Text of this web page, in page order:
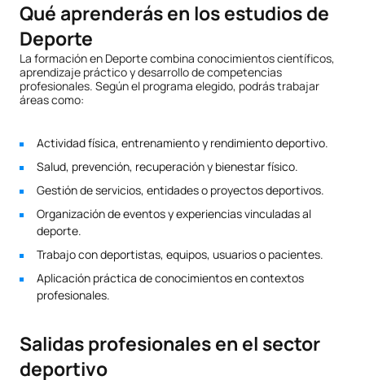
Qué aprenderás en los estudios de
Deporte
La formación en Deporte combina conocimientos científicos,
aprendizaje práctico y desarrollo de competencias
profesionales. Según el programa elegido, podrás trabajar
áreas como:
Actividad física, entrenamiento y rendimiento deportivo.
Salud, prevención, recuperación y bienestar físico.
Gestión de servicios, entidades o proyectos deportivos.
Organización de eventos y experiencias vinculadas al
deporte.
Trabajo con deportistas, equipos, usuarios o pacientes.
Aplicación práctica de conocimientos en contextos
profesionales.
Salidas profesionales en el sector
deportivo